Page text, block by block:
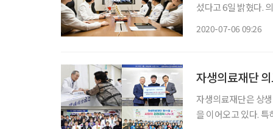
섰다고 6일 밝혔다.
2020-07-06 09:26
자생의료재단은 상
을 이어오고 있다.